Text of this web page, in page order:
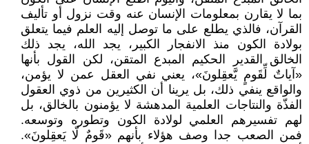
بما لا يقارن بمعلومات الإنسان عنه وقت نزول أو تأليف
القرآن، فالذي يطلع على ما توصل إليه العلم فيما يتعلق
بولادة الكون منذ الانفجار الكبير، يجد الله، يجد ذلك
الخالق القدير الحكيم المبدع المتقن، لكن القول بأنها
«آياتٌ لِّقَومٍ يَّعقِلونَ»، يعني نفي العقل عمن لا يؤمن،
والواقع ينفي ذلك، بل يرينا أن الكثيرين من ذوي العقول
الفذّة والنتاجات العلمية المدهشة لا يؤمنون بالخالق، بل
لهم تفسيرهم العلمي لولادة الكون وتطوره وتوسعه.
فمن الصعب جدا وصف هؤلاء بأنهم «قَومٌ لّا يَعقِلونَ».